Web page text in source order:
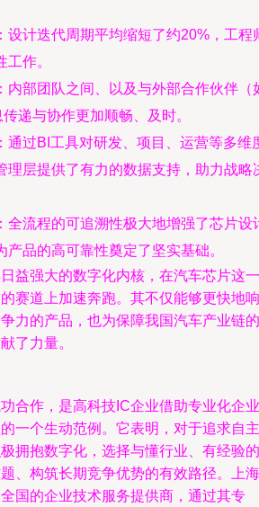
：设计迭代周期平均缩短了约20%，工程
作。
：内部团队之间、以及与外部合作伙伴（
递与协作更加顺畅、及时。
：通过BI工具对研发、项目、运营等多维
理层提供了有力的数据支持，助力战略
全流程的可追溯性极大地增强了芯片设
产品的高可靠性奠定了坚实基础。
益强大的数字化内核，在汽车芯片这一
赛道上加速奔跑。其不仅能够更快地响
力的产品，也为保障我国汽车产业链的
了力量。
合作，是高科技IC企业借助专业化企业
一个生动范例。它表明，对于追求自主
拥抱数字化，选择与懂行业、有经验的
、构筑长期竞争优势的有效路径。上海
国的企业技术服务提供商，通过其专